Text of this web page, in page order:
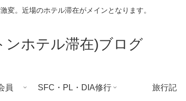
変。近場のホテル滞在がメインとなります。
ンホテル滞在)ブログ
員 SFC・PL・DIA修行 旅行記